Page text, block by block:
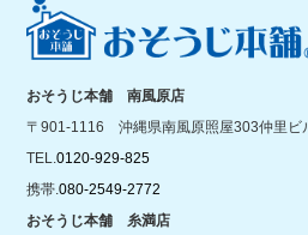
おそうじ本舗 南風原店
〒901-1116 沖縄県南風原照屋303仲里
TEL.0120-929-825
携帯.080-2549-2772
おそうじ本舗 糸満店